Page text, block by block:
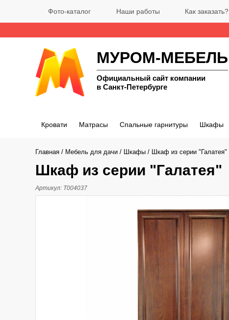
Фото-каталог Наши работы Как заказать?
МУРОМ-МЕБЕЛЬ
Официальный сайт компании
в Санкт-Петербурге
Кровати Матрасы Спальные гарнитуры Шкафы
Главная / Мебель для дачи / Шкафы / Шкаф из серии "Галатея"
Шкаф из серии "Галатея"
Артикул: Т004037